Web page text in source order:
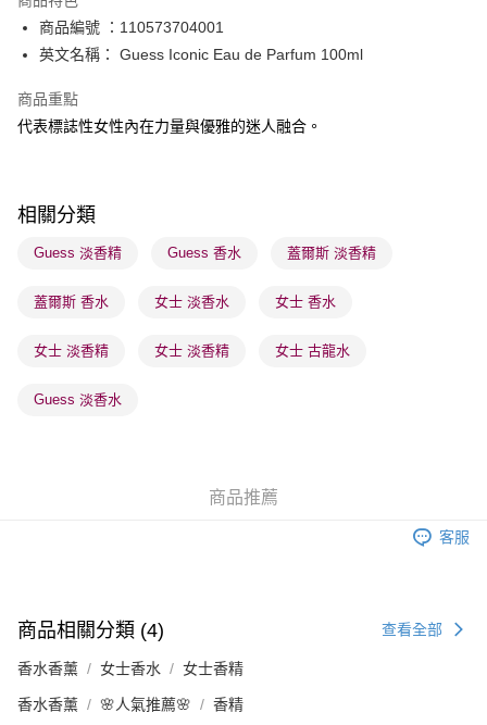
PayMe
WeChat Pay
BoC Pay
每筆HK$65.00，滿HK$300.00或以上免運費
順豐站及營業點 - 確認發貨後1-3個工作天送達
物流公司進行物流配送
澳門地區配送 - 確認發貨後1-4個工作天送達 運費表
商品編號 ：110573704001
英文名稱： Guess Iconic Eau de Parfum 100ml
商品重點
代表標誌性女性內在力量與優雅的迷人融合。
相關分類
Guess 淡香精 Guess 香水 蓋爾斯 淡香精
蓋爾斯 香水 女士 淡香水 女士 香水
女士 淡香精 女士 淡香精 女士 古龍水
Guess 淡香水
商品推薦
客服
商品相關分類 (4) 查看全部
香水香薰 女士香水 女士香精
香水香薰 🌸人氣推薦🌸 香精